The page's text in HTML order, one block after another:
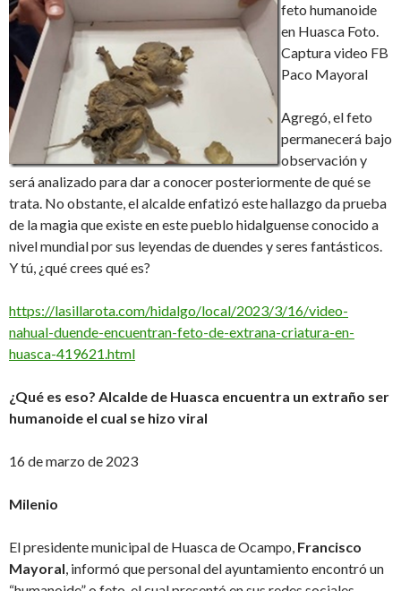
feto humanoide
en Huasca Foto.
Captura video FB
Paco Mayoral
Agregó, el feto
permanecerá bajo
observación y
será analizado para dar a conocer posteriormente de qué se
trata. No obstante, el alcalde enfatizó este hallazgo da prueba
de la magia que existe en este pueblo hidalguense conocido a
nivel mundial por sus leyendas de duendes y seres fantásticos.
Y tú, ¿qué crees qué es?
https://lasillarota.com/hidalgo/local/2023/3/16/video-
nahual-duende-encuentran-feto-de-extrana-criatura-en-
huasca-419621.html
¿Qué es eso? Alcalde de Huasca encuentra un extraño ser
humanoide el cual se hizo viral
16 de marzo de 2023
Milenio
El presidente municipal de Huasca de Ocampo, Francisco
Mayoral, informó que personal del ayuntamiento encontró un